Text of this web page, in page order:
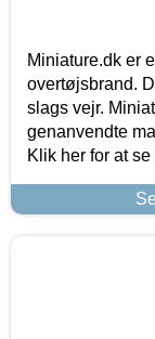
Miniature.dk er
overtøjsbrand.
slags vejr.
genanvendte
Klik her for at